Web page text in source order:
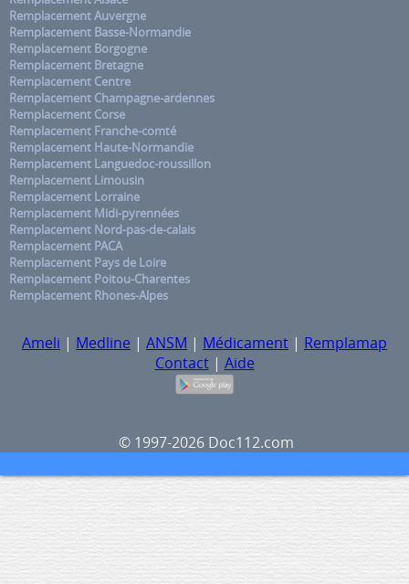
Remplacement Auvergne
Remplacement Basse-Normandie
Remplacement Borgogne
Remplacement Bretagne
Remplacement Centre
Remplacement Champagne-ardennes
Remplacement Corse
Remplacement Franche-comté
Remplacement Haute-Normandie
Remplacement Languedoc-roussillon
Remplacement Limousin
Remplacement Lorraine
Remplacement Midi-pyrennées
Remplacement Nord-pas-de-calais
Remplacement PACA
Remplacement Pays de Loire
Remplacement Poitou-Charentes
Remplacement Rhones-Alpes
Ameli | Medline | ANSM | Médicament | Remplamap
Contact| Aide
© 1997-2026 Doc112.com